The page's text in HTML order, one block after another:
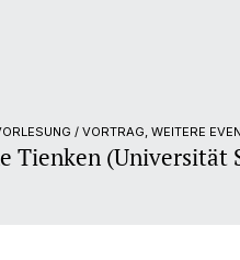
/ VORTRAG, WEITERE
Tienken (Universität